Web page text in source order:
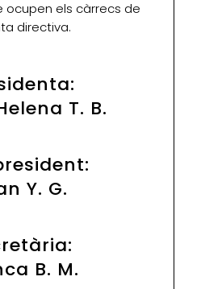
ocupen els càrrecs de
directiva.
T. B.
Y. G.
B. M.